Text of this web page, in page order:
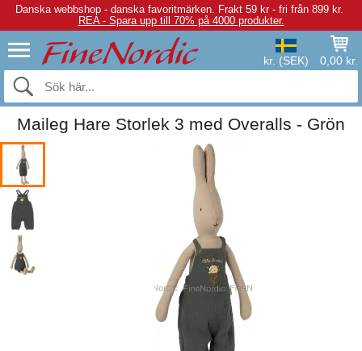
Danska webbshop - danska favoritmärken. Frakt 59 kr - fri från 899 kr.
REA - Spara upp till 70% på 4000 produkter.
kr. (SEK) 0,00 kr.
Maileg Hare Storlek 3 med Overalls - Grön